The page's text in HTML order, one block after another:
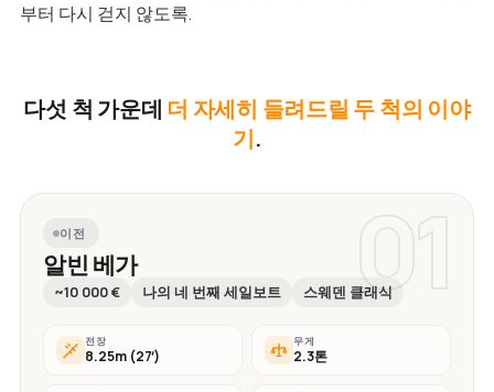
부터 다시 걷지 않도록.
다섯 척 가운데 더 자세히 들려드릴 두 척의 이야
기.
01
이전
알빈 베가
~10 000 € 나의 네 번째 세일보트 스웨덴 클래식
전장
8.25m (27′)
무게
2.3톤